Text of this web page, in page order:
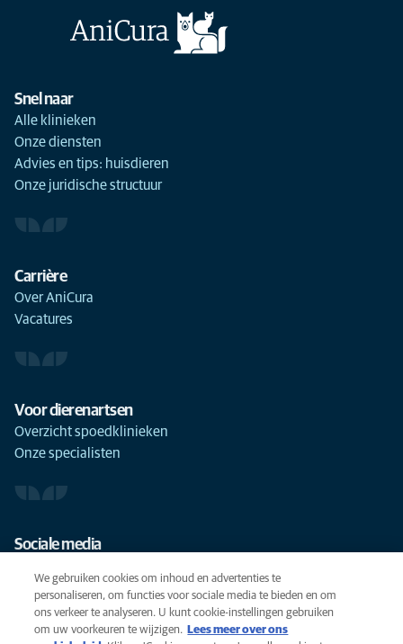
Snel naar
Alle klinieken
Onze diensten
Advies en tips: huisdieren
Onze juridische structuur
Carrière
Over AniCura
Vacatures
Voor dierenartsen
Overzicht spoedklinieken
Onze specialisten
Sociale media
We gebruiken cookies om inhoud en advertenties te
personaliseren, om functies voor sociale media te bieden en om
ons verkeer te analyseren. U kunt cookie-instellingen gebruiken
om uw voorkeuren te wijzigen.
Lees meer over ons